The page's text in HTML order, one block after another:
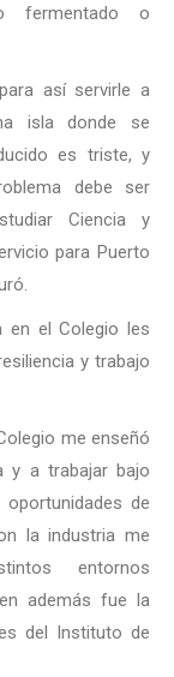
fermentado o
así servirle a
isla donde se
es triste, y
debe ser
Ciencia y
para Puerto
en el Colegio les
y trabajo
me enseñó
y a trabajar bajo
de
la industria me
entornos
además fue la
del Instituto de